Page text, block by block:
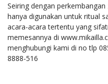
Seiring dengan
hanya digunakan untuk ritual
acara-acara tertentu yang
memesannya di
menghubungi kami di no tlp
8888-516